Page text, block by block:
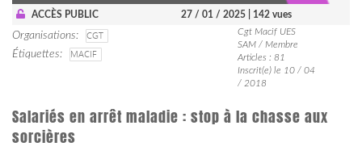
ACCÈS PUBLIC 27 / 01 / 2025 | 142 vues
Organisations
CGT
Étiquettes
MACIF
Cgt Macif UES
SAM / Membre
Articles : 81
Inscrit(e) le 10 / 04
/ 2018
Salariés en arrêt maladie : stop à la chasse aux
sorcières